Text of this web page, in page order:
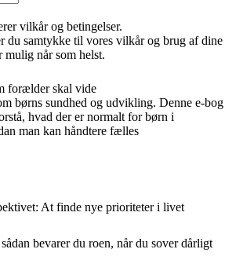
vilkår og betingelser.
du samtykke til vores vilkår og brug af dine
når som helst.
forælder skal vide
børns sundhed og udvikling. Denne e-bog
hvad der er normalt for børn i
man kan håndtere fælles
At finde nye prioriteter i livet
bevarer du roen, når du sover dårligt